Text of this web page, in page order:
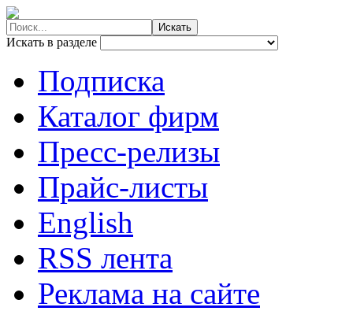
Искать в разделе
Подписка
Каталог фирм
Пресс-релизы
Прайс-листы
English
RSS лента
Реклама на сайте